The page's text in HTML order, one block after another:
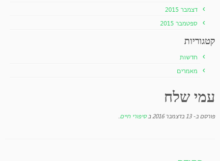
דצמבר 2015
ספטמבר 2015
קטגוריות
חדשות
מאמרים
עמי שלח
פורסם ב- 13 בדצמבר 2016 בסיפורי חיים.